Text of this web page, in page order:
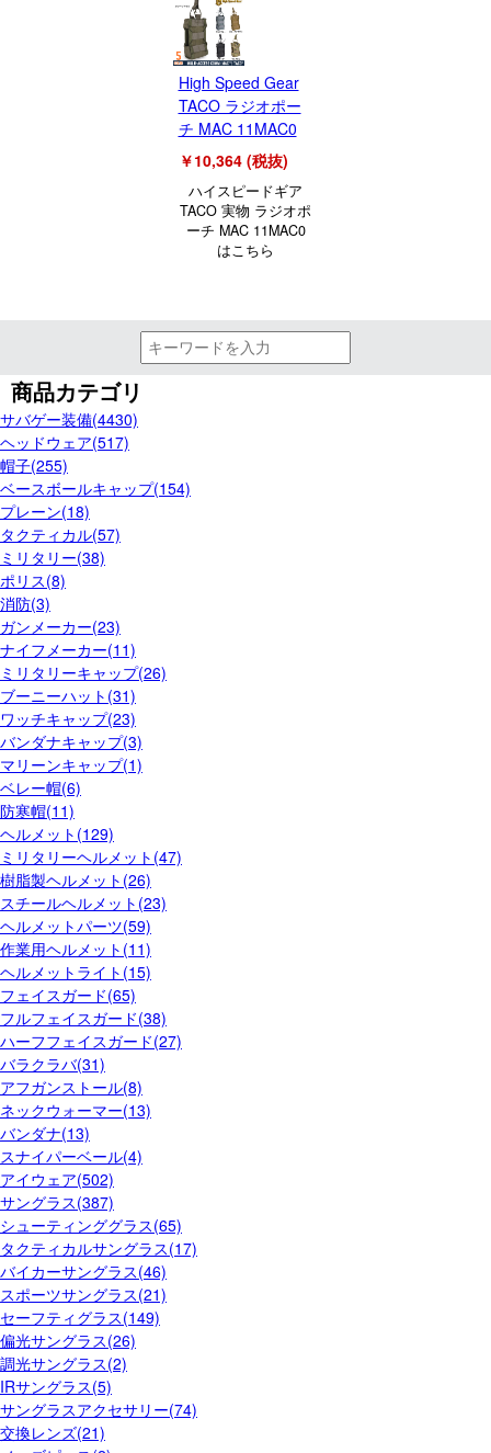
High Speed Gear
TACO ラジオポー
チ MAC 11MAC0
￥10,364 (税抜)
ハイスピードギア
TACO 実物 ラジオポ
ーチ MAC 11MAC0
はこちら
商品カテゴリ
サバゲー装備(4430)
ヘッドウェア(517)
帽子(255)
ベースボールキャップ(154)
プレーン(18)
タクティカル(57)
ミリタリー(38)
ポリス(8)
消防(3)
ガンメーカー(23)
ナイフメーカー(11)
ミリタリーキャップ(26)
ブーニーハット(31)
ワッチキャップ(23)
バンダナキャップ(3)
マリーンキャップ(1)
ベレー帽(6)
防寒帽(11)
ヘルメット(129)
ミリタリーヘルメット(47)
樹脂製ヘルメット(26)
スチールヘルメット(23)
ヘルメットパーツ(59)
作業用ヘルメット(11)
ヘルメットライト(15)
フェイスガード(65)
フルフェイスガード(38)
ハーフフェイスガード(27)
バラクラバ(31)
アフガンストール(8)
ネックウォーマー(13)
バンダナ(13)
スナイパーベール(4)
アイウェア(502)
サングラス(387)
シューティンググラス(65)
タクティカルサングラス(17)
バイカーサングラス(46)
スポーツサングラス(21)
セーフティグラス(149)
偏光サングラス(26)
調光サングラス(2)
IRサングラス(5)
サングラスアクセサリー(74)
交換レンズ(21)